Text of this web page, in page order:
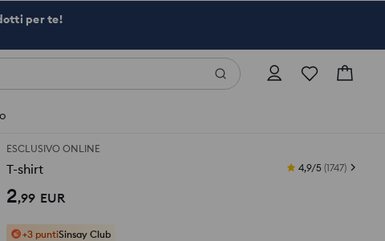
per te!
ESCLUSIVO ONLINE
T-shirt 4,9/5 (1747)
2,99 EUR
+3 puntiSinsay Club